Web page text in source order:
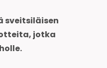
sveitsiläisen
jotka